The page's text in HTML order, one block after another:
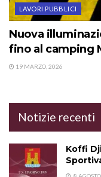
LAVORI PUBBLICI
Nuova
fino al camping
19 MARZO, 2026
Notizie recenti
Koffi